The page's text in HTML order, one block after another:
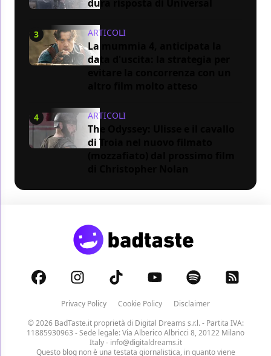
dura risposta di Universal
3 ARTICOLI
La mummia 4, anticipata la
data d'uscita: la strategia per
4 ARTICOLI
The Odyssey: Ulisse e il cavallo
di Troia nel nuovo filmato
Privacy Policy Cookie Policy
Disclaimer
© 2026 BadTaste.it proprietà di Digital Dreams s.r.l.- Partita IVA:
11885930963 - Sede legale: Via Alberico Albricci 8, 20122 Milano
Italy - info@digitaldreams.it
Questo blog non è una testata giornalistica, in quanto viene